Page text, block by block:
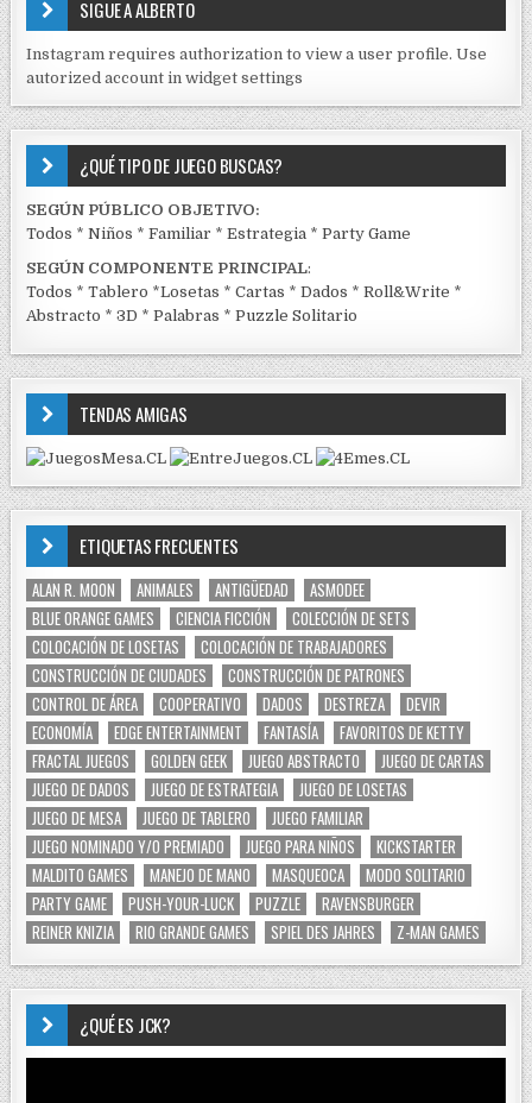
J
C
K
SIGUE A ALBERTO
Instagram requires authorization to view a user profile. Use
autorized account in widget settings
¿QUÉ TIPO DE JUEGO BUSCAS?
SEGÚN PÚBLICO OBJETIVO:
Todos *Niños *Familiar *Estrategia *Party Game
SEGÚN COMPONENTE PRINCIPAL:
Todos *Tablero *Losetas *Cartas *Dados *Roll&Write *
Abstracto *3D *Palabras *Puzzle Solitario
TENDAS AMIGAS
ETIQUETAS FRECUENTES
ALAN R. MOON ANIMALES ANTIGÜEDAD
ASMODEE
BLUE ORANGE GAMES
CIENCIA FICCIÓN
COLECCIÓN DE SETS
COLOCACIÓN DE LOSETAS
COLOCACIÓN DE TRABAJADORES
CONSTRUCCIÓN DE CIUDADES
CONSTRUCCIÓN DE PATRONES
CONTROL DE ÁREA
COOPERATIVO DADOS DESTREZA
DEVIR
ECONOMÍA
EDGE ENTERTAINMENT FANTASÍA
FAVORITOS DE KETTY
FRACTAL JUEGOS
GOLDEN GEEK JUEGO ABSTRACTO
JUEGO DE CARTAS
JUEGO DE DADOS
JUEGO DE ESTRATEGIA
JUEGO DE LOSETAS
JUEGO DE MESA
JUEGO DE TABLERO
JUEGO FAMILIAR
JUEGO NOMINADO Y/O PREMIADO
JUEGO PARA NIÑOS
KICKSTARTER
MALDITO GAMES
MANEJO DE MANO MASQUEOCA
MODO SOLITARIO
PARTY GAME
PUSH-YOUR-LUCK PUZZLE
RAVENSBURGER
REINER KNIZIA
RIO GRANDE GAMES SPIEL DES JAHRES Z-MAN GAMES
¿QUÉ ES JCK?